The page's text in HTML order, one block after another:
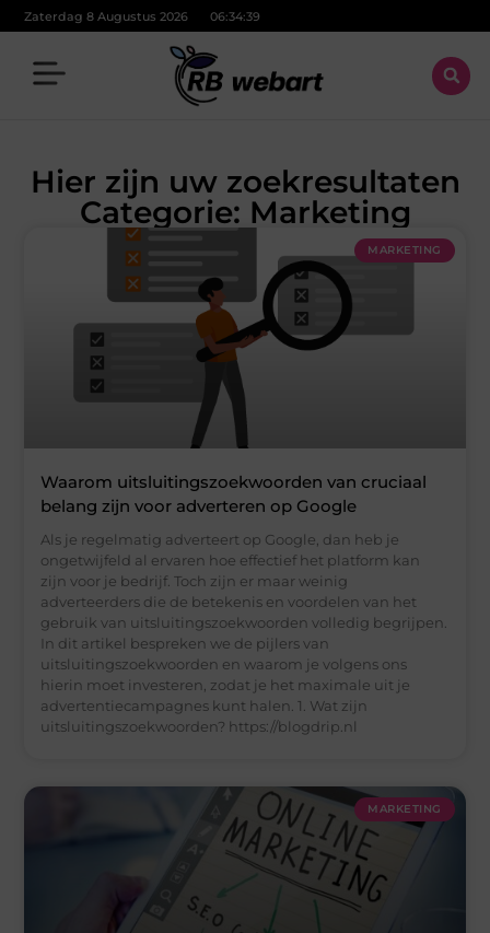
Zaterdag 8 Augustus 2026 06:34:40
Hier zijn uw zoekresultaten
Categorie: Marketing
MARKETING
Waarom uitsluitingszoekwoorden van cruciaal
belang zijn voor adverteren op Google
Als je regelmatig adverteert op Google, dan heb je
ongetwijfeld al ervaren hoe effectief het platform kan
zijn voor je bedrijf. Toch zijn er maar weinig
adverteerders die de betekenis en voordelen van het
gebruik van uitsluitingszoekwoorden volledig begrijpen.
In dit artikel bespreken we de pijlers van
uitsluitingszoekwoorden en waarom je volgens ons
hierin moet investeren, zodat je het maximale uit je
advertentiecampagnes kunt halen. 1. Wat zijn
uitsluitingszoekwoorden? https://blogdrip.nl
MARKETING